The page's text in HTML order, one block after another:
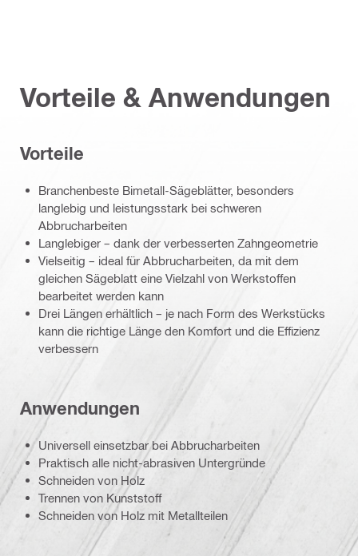
Vorteile & Anwendungen
Vorteile
Branchenbeste Bimetall-Sägeblätter, besonders
langlebig und leistungsstark bei schweren
Abbrucharbeiten
Langlebiger – dank der verbesserten Zahngeometrie
Vielseitig – ideal für Abbrucharbeiten, da mit dem
gleichen Sägeblatt eine Vielzahl von Werkstoffen
bearbeitet werden kann
Drei Längen erhältlich – je nach Form des Werkstücks
kann die richtige Länge den Komfort und die Effizienz
verbessern
Anwendungen
Universell einsetzbar bei Abbrucharbeiten
Praktisch alle nicht-abrasiven Untergründe
Schneiden von Holz
Trennen von Kunststoff
Schneiden von Holz mit Metallteilen